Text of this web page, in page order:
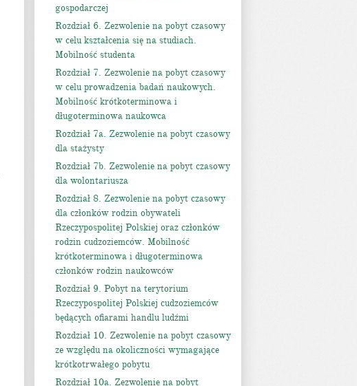
gospodarczej
Rozdział 6. Zezwolenie na pobyt czasowy
w celu kształcenia się na studiach.
Mobilność studenta
Rozdział 7. Zezwolenie na pobyt czasowy
w celu prowadzenia badań naukowych.
Mobilność krótkoterminowa i
długoterminowa naukowca
Rozdział 7a. Zezwolenie na pobyt czasowy
dla stażysty
Rozdział 7b. Zezwolenie na pobyt czasowy
dla wolontariusza
Rozdział 8. Zezwolenie na pobyt czasowy
dla członków rodzin obywateli
Rzeczypospolitej Polskiej oraz członków
rodzin cudzoziemców. Mobilność
krótkoterminowa i długoterminowa
członków rodzin naukowców
Rozdział 9. Pobyt na terytorium
Rzeczypospolitej Polskiej cudzoziemców
będących ofiarami handlu ludźmi
Rozdział 10. Zezwolenie na pobyt czasowy
ze względu na okoliczności wymagające
krótkotrwałego pobytu
Rozdział 10a. Zezwolenie na pobyt